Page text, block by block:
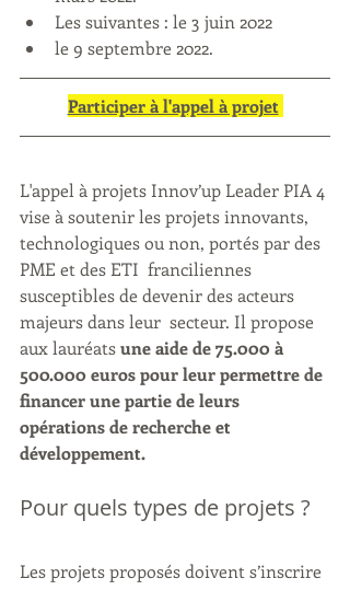
Les suivantes : le 3 juin 2022
le 9 septembre 2022.
Participer à l'appel à projet
L'appel à projets Innov’up Leader PIA 4
vise à soutenir les projets innovants,
technologiques ou non, portés par des
PME et des ETI  franciliennes
susceptibles de devenir des acteurs
majeurs dans leur  secteur. Il propose
aux lauréats une aide de 75.000 à
500.000 euros pour leur permettre de
financer une partie de leurs
opérations de recherche et
développement.
Pour quels types de projets ?
Les projets proposés doivent s’inscrire